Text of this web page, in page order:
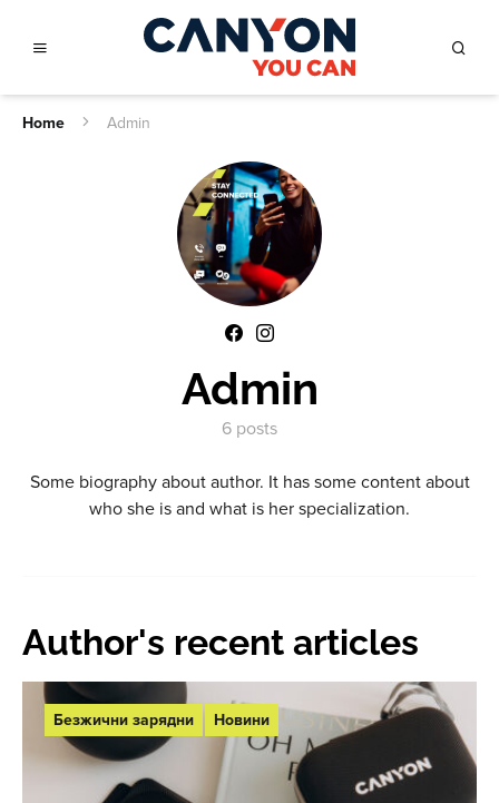
Home Admin
Admin
6 posts
Some biography about author. It has some content about
who she is and what is her specialization.
Author's recent articles
Безжични зарядни Новини